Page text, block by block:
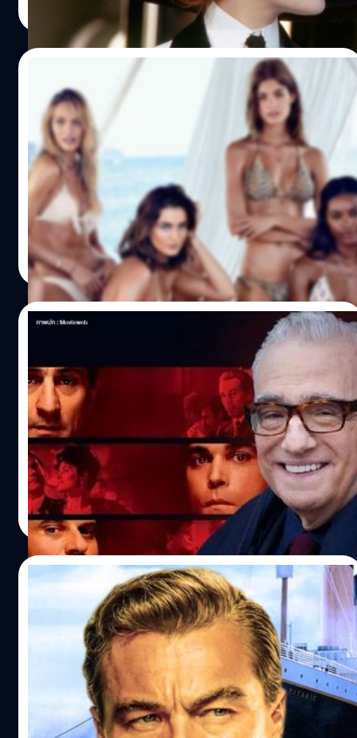
ทำไรเฮีย ? ผู้กำกับเมาท์ Leonardo DiCaprio
เปิดดูแคตตาล็อกชุดชั้นใน Victoria’s Secret
ในกองถ่าย ‘Blood Diamond’
ผู้กำกับ เอ็ดเวิร์ด ซวิค (Edward Zwick) เมาท์ ลีโอนาร์โด ดิแค
พรีโอ (Leonardo DiCaprio) เปิดดูแคตตาล็อกชุดชั้นในของ
Victoria's Secret ในกองถ่ายหนัง 'Blood Diamond'
ประภาส อยู่เย็น| 916 days ago
Read More
27/01/2024
Martin Scorsese เข้าชิงออสการ์ผู้กำกับยอด
เยี่ยมเป็นครั้งที่ 10 แซงหน้า Steven
Spielberg ที่เคยเข้าชิงมาแล้ว 9 ครั้ง
มาร์ติน สกอร์เซซี (Martin Scorsese) สร้างสถิติใหม่ในฐานะผู้
กำกับที่ยังมีชีวิตอยู่และได้รับการเสนอชื่อเข้าชิงออสการ์สาขา
ผู้กำกับยอดเยี่ยมมากครั้งที่สุด เมื่อเขาได้รับการเสนอชื่อเข้า
ชิงเป็นครั้งที่ 10 จากหนัง 'Killers of the Flower Moon' แซง
หน้า สตีเวน สปิลเบิร์ก (Steven Spielberg) ซึ่งเคยเข้าชิงมา
แล้ว 9 ครั้ง แต่ถึงแม้สกอร์เซซีจะได้เข้าชิงมาถึง 10 ครั้ง แต่
เขาก็สามารถคว้ารางวัลไปได้เพียงครั้งเดียวจาก 'The
Departed' เมื่อปี 2006 ซึ่งในเรื่องของชัยชนะนั้น สปิลเบิร์กยัง
นำสกอร์เซซีอยู่ เพราะเขาสามารถคว้ารางวัลผู้กำกับยอดเยี่ยม
มาได้แล้ว 2 ครั้ง จาก 'Schindler's List' ในปี 1994 และ
'Saving Private Ryan' ในปี 1999 ซึ่งในการฟาดฟันกันในสาขา
นี้ในปีนี้ สกอร์เซซีจะต้องเจอกับคู่แข่งคนสำคัญก็คือ คริสโต
เฟอร์ โนแลน (Christopher Nolan) ที่ได้เข้าชิงจากเรื่อง
'Oppenheimer'
สุชยา เกษจำรัส| 925 days ago
Read More
22/01/2024
ผ่านมาเกือบ 30 ปี Titanic ยังคงเป็นหนังเรื่อง
เดียว ของ Leonardo DiCaprio ที่ทำรายได้
เกิน 1,000 ล้านเหรียญ
'Titanic' ออกฉายเมื่อปี 1997 และสามารถสร้างสถิติน่าประทับ
ใจได้มากมายในหลาย ๆ เรื่อง และหนึ่งในนั้นก็เป็นสถิติที่
เกี่ยวข้องกับตัว ลีโอนาร์โด ดิแคพริโอ (Leonardo DiCaprio)
นักแสดงนำของเรื่อง